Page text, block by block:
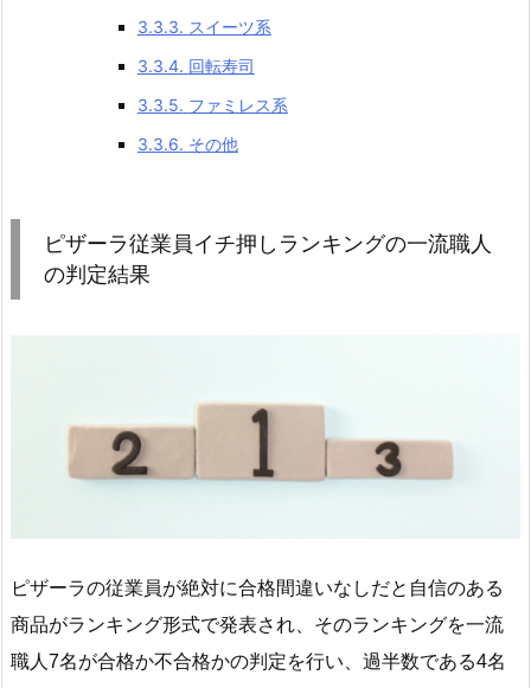
3.3.3. スイーツ系
3.3.4. 回転寿司
3.3.5. ファミレス系
3.3.6. その他
ピザーラ従業員イチ押しランキングの一流職人
の判定結果
ピザーラの従業員が絶対に合格間違いなしだと自信のある
商品がランキング形式で発表され、そのランキングを一流
職人7名が合格か不合格かの判定を行い、過半数である4名